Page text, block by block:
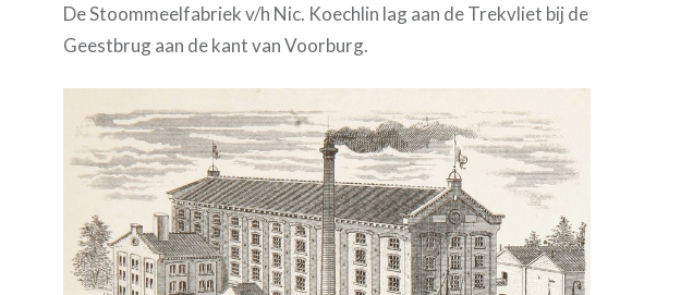
De Stoommeelfabriek v/h Nic. Koechlin lag aan de Trekvliet bij de
Geestbrug aan de kant van Voorburg.